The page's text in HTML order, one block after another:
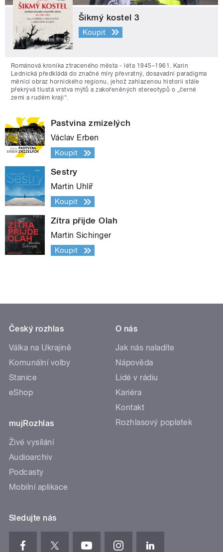
Šikmý kostel 3
Koupit
Románová kronika ztraceného města - léta 1945–1961. Karin
Lednická předkládá do značné míry převratný, dosavadní paradigma
měnící obraz hornického regionu, jehož zahlazenou historii stále
překrývá tlustá vrstva mýtů a zakořeněných stereotypů o „černé
zemi a rudém kraji“.
Pastvina zmizelých
Václav Erben
Koupit
Sestry
Martin Uhlíř
Koupit
Zítra přijde Olah
Martin Sichinger
Koupit
Český rozhlas
Válka na Ukrajině
Komunální volby
Stanice
eShop
mujRozhlas
Živé vysílání
Audioarchiv
Podcasty
Mobilní aplikace
O nás
Jak nás naladíte
Nápověda
Lidé v rádiu
Kariéra
Kontakt
Rozhlasový poplatek
Sledujte nás